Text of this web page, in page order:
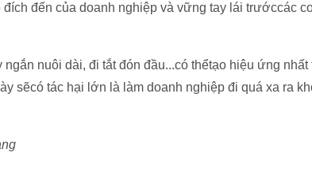
đến của doanh nghiệp và vững tay lái trướccác
ngắn nuôi dài, đi tắt đón đầu...có thểtạo hiệu ứng
sẽcó tác hại lớn là làm doanh nghiệp đi quá xa ra